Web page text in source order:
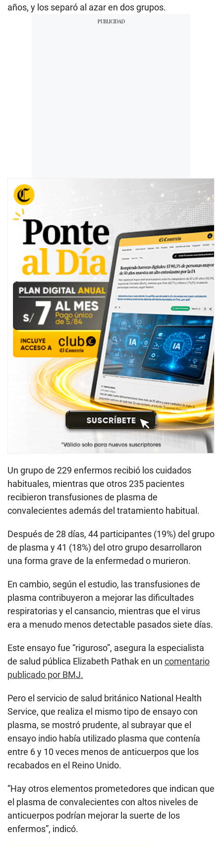
años, y los separó al azar en dos grupos.
Un grupo de 229 enfermos recibió los cuidados
habituales, mientras que otros 235 pacientes
recibieron transfusiones de plasma de
convalecientes además del tratamiento habitual.
Después de 28 días, 44 participantes (19%) del grupo
de plasma y 41 (18%) del otro grupo desarrollaron
una forma grave de la enfermedad o murieron.
En cambio, según el estudio, las transfusiones de
plasma contribuyeron a mejorar las dificultades
respiratorias y el cansancio, mientras que el virus
era a menudo menos detectable pasados siete días.
Este ensayo fue “riguroso”, asegura la especialista
de salud pública Elizabeth Pathak en un comentario
publicado por BMJ.
Pero el servicio de salud británico National Health
Service, que realiza el mismo tipo de ensayo con
plasma, se mostró prudente, al subrayar que el
ensayo indio había utilizado plasma que contenía
entre 6 y 10 veces menos de anticuerpos que los
recabados en el Reino Unido.
“Hay otros elementos prometedores que indican que
el plasma de convalecientes con altos niveles de
anticuerpos podrían mejorar la suerte de los
enfermos”, indicó.